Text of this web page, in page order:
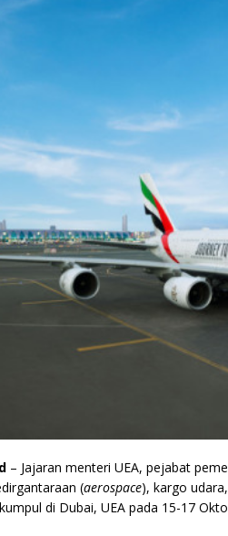
– Jajaran menteri UEA, pejabat
(aerospace), kargo
di Dubai, UEA pada 15-17